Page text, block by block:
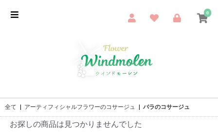
0
全て | アーティフィシャルフラワーのコサージュ | バラのコサージュ
お探しの商品は見つかりませんでした